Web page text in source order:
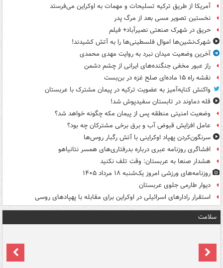
آمریکا از طریق ترکیه تسلیحات و مهمات به اوکراین می‌فرستد
نخستین تصویر مسی بعد از مرگ پدر
حریق در شهرک صنعتی نصیرآباد+ فیلم
شهرک‌نشین‌ها اموال فلسطینی‌ها را به آتش کشیدند!
آخرین وضعیت میدان نبرد به روایت مهدی محمدی
راز عبور مخفی جنگنده‌های ایرانی از چشم دشمن
نقشه راه ۱۵ ماده‌ای صلح غزه در بن‌بست
واکنش کنایه‌آمیز به عضویت ترکیه در پیمان مشترک با عربستان
قله دماوند در تابستان سفیدپوش شد!
وضعیت امنیتی منطقه پس از پیمان مکه چگونه خواهد شد؟
عامل افزایش قبوض آب و برق برخی مشترکان چه بود؟
سرنگون‌کردن پهپاد اوکراینی با آتش رگبار روس‌ها
افشاگری روزنامه عبری درباره بدرفتاری‌های همسر نتانیاهو
هشدار صنعا به عربستان: وقت تلف نکنید
روزنامه‌های ورزشی امروز یک‌شنبه ۱۸ مرداد ۱۴۰۵
دیوار طارمی جلوی عربستان
استقرار رادارهای اسرائیلی در اوکراین برای مقابله با پهپادهای روسی
سلامت